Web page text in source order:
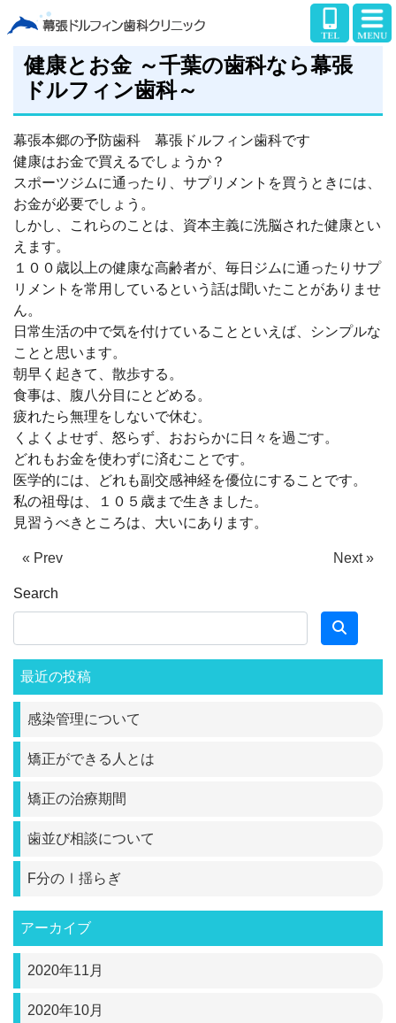
健康とお金 ～千葉の歯科なら幕張
ドルフィン歯科～
幕張本郷の予防歯科 幕張ドルフィン歯科です
健康はお金で買えるでしょうか？
スポーツジムに通ったり、サプリメントを買うときには、
お金が必要でしょう。
しかし、これらのことは、資本主義に洗脳された健康とい
えます。
１００歳以上の健康な高齢者が、毎日ジムに通ったりサプ
リメントを常用しているという話は聞いたことがありませ
ん。
日常生活の中で気を付けていることといえば、シンプルな
ことと思います。
朝早く起きて、散歩する。
食事は、腹八分目にとどめる。
疲れたら無理をしないで休む。
くよくよせず、怒らず、おおらかに日々を過ごす。
どれもお金を使わずに済むことです。
医学的には、どれも副交感神経を優位にすることです。
私の祖母は、１０５歳まで生きました。
見習うべきところは、大いにあります。
« Prev Next »
Search
最近の投稿
感染管理について
矯正ができる人とは
矯正の治療期間
歯並び相談について
F分のⅠ揺らぎ
アーカイブ
2020年11月
2020年10月